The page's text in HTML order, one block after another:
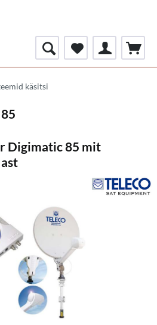
käsitsi
Digimatic 85 mit